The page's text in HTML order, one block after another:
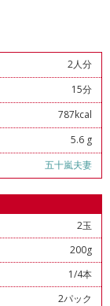
2人分
15分
787kcal
5.6 g
五十嵐夫妻
2玉
200g
1/4本
2パック